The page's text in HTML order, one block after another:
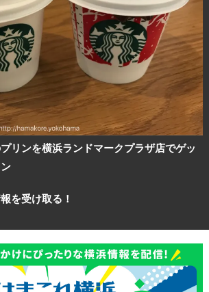
リンを横浜ランドマークプラザ店でゲッ
を受け取る！